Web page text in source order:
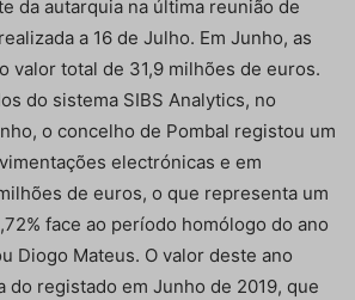
da autarquia na última reunião de
a 16 de Julho. Em Junho, as
valor total de 31,9 milhões de euros.
do sistema SIBS Analytics, no
o concelho de Pombal registou um
electrónicas e em
de euros, o que representa um
face ao período homólogo do ano
Diogo Mateus. O valor deste ano
do registado em Junho de 2019, que